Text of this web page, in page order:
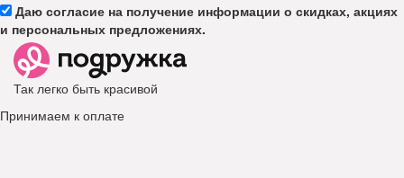
Даю согласие на получение информации о скидках, акциях
и персональных предложениях.
Так легко быть красивой
Принимаем к оплате